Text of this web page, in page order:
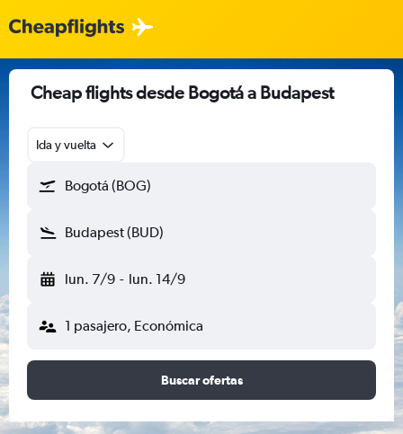
Cheap flights desde Bogotá a Budapest
Ida y vuelta
Bogotá (BOG)
Budapest (BUD)
lun. 7/9 - lun. 14/9
1 pasajero, Económica
Buscar ofertas